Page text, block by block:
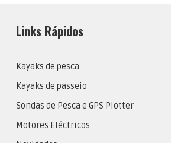
Links Rápidos
Kayaks de pesca
Kayaks de passeio
Sondas de Pesca e GPS Plotter
Motores Eléctricos